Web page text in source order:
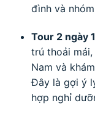
đình và
Tour 2 ngày
trú thoải
Nam và
Đây là gợi ý
hợp nghỉ